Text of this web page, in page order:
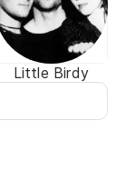
Little Birdy